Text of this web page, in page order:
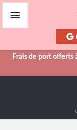
Frais de port offerts
